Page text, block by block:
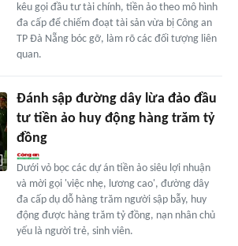
kêu gọi đầu tư tài chính, tiền ảo theo mô hình
đa cấp để chiếm đoạt tài sản vừa bị Công an
TP Đà Nẵng bóc gỡ, làm rõ các đối tượng liên
quan.
Đánh sập đường dây lừa đảo đầu
tư tiền ảo huy động hàng trăm tỷ
đồng
Dưới vỏ bọc các dự án tiền ảo siêu lợi nhuận
và mời gọi 'việc nhẹ, lương cao', đường dây
đa cấp dụ dỗ hàng trăm người sập bẫy, huy
động được hàng trăm tỷ đồng, nạn nhân chủ
yếu là người trẻ, sinh viên.